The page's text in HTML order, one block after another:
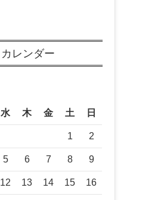
カレンダー
水 木 金 土 日
1 2
5 6 7 8 9
12 13 14 15 16